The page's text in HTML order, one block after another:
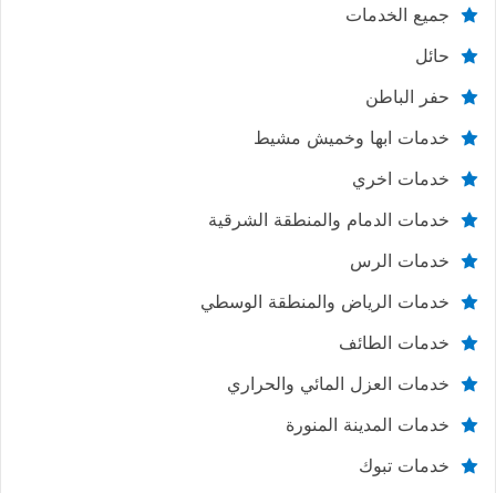
جميع الخدمات
حائل
حفر الباطن
خدمات ابها وخميش مشيط
خدمات اخري
خدمات الدمام والمنطقة الشرقية
خدمات الرس
خدمات الرياض والمنطقة الوسطي
خدمات الطائف
خدمات العزل المائي والحراري
خدمات المدينة المنورة
خدمات تبوك